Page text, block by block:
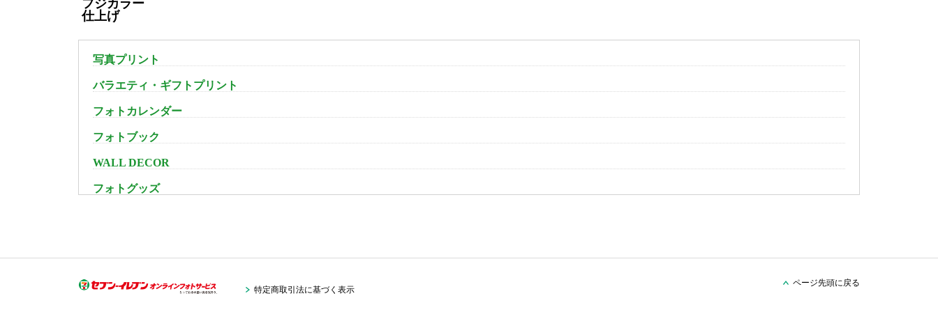
フジカラー
仕上げ
写真プリント
バラエティ・ギフトプリント
フォトカレンダー
フォトブック
WALL DECOR
フォトグッズ
特定商取引法に基づく表示
ページ先頭に戻る